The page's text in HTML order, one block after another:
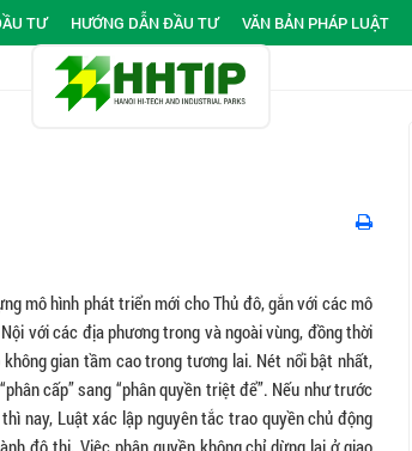
TƯ HƯỚNG DẪN ĐẦU TƯ VĂN BẢN PHÁP LUẬT
mô hình phát triển mới cho Thủ đô, gắn với các mô
với các địa phương trong và ngoài vùng, đồng thời
gian tầm cao trong tương lai. Nét nổi bật nhất,
cấp” sang “phân quyền triệt để”. Nếu như trước
nay, Luật xác lập nguyên tắc trao quyền chủ động
đô thị. Việc phân quyền không chỉ dừng lại ở giao